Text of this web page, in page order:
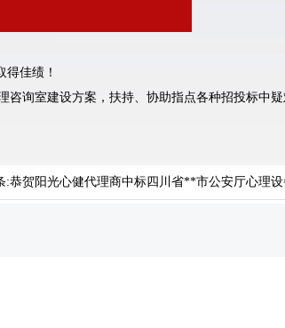
佳绩！
询室建设方案，扶持、协助指点各种招投标中疑
:恭贺阳光心健代理商中标四川省**市公安厅心理设